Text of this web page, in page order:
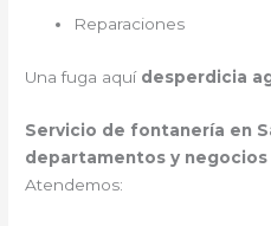
Reparaciones
Una fuga aquí desperdicia
Servicio de fontanería en
departamentos y negocios
Atendemos: